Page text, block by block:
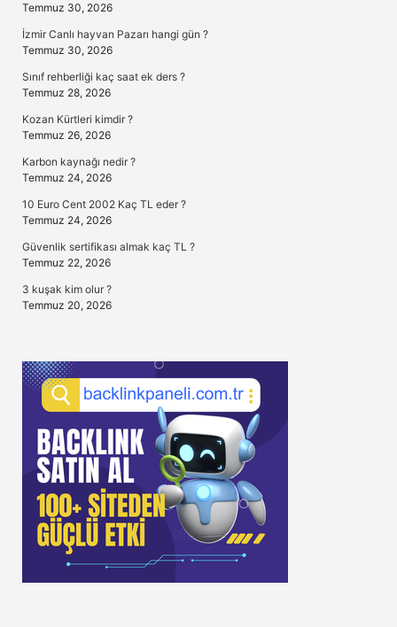
Temmuz 30, 2026
İzmir Canlı hayvan Pazarı hangi gün ?
Temmuz 30, 2026
Sınıf rehberliği kaç saat ek ders ?
Temmuz 28, 2026
Kozan Kürtleri kimdir ?
Temmuz 26, 2026
Karbon kaynağı nedir ?
Temmuz 24, 2026
10 Euro Cent 2002 Kaç TL eder ?
Temmuz 24, 2026
Güvenlik sertifikası almak kaç TL ?
Temmuz 22, 2026
3 kuşak kim olur ?
Temmuz 20, 2026